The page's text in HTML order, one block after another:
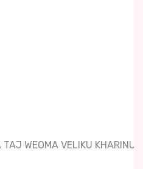
A TAJ WEOMA VELIKU